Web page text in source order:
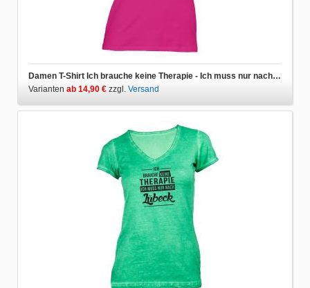
Damen T-Shirt Ich brauche keine Therapie - Ich muss nur nach Lübeck
Varianten ab 14,90 € zzgl. Versand